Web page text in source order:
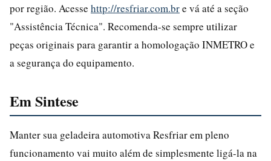
por região. Acesse http://resfriar.com.bre vá até a seção
"Assistência Técnica". Recomenda-se sempre utilizar
peças originais para garantir a homologação INMETRO e
a segurança do equipamento.
Em Sintese
Manter sua geladeira automotiva Resfriar em pleno
funcionamento vai muito além de simplesmente ligá-la na